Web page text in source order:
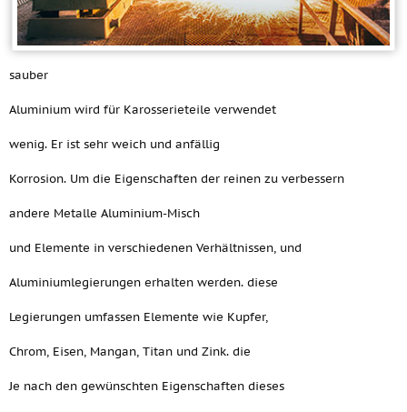
sauber
Aluminium wird für Karosserieteile verwendet
wenig. Er ist sehr weich und anfällig
Korrosion. Um die Eigenschaften der reinen zu verbessern
andere Metalle Aluminium-Misch
und Elemente in verschiedenen Verhältnissen, und
Aluminiumlegierungen erhalten werden. diese
Legierungen umfassen Elemente wie Kupfer,
Chrom, Eisen, Mangan, Titan und Zink. die
Je nach den gewünschten Eigenschaften dieses